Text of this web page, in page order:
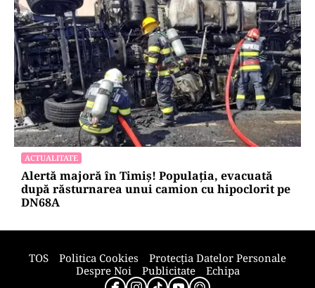
POLITICĂ
Pericol de blackout? Guvernul activează
măsurile de criză și pregătește limitarea
consumului de energie